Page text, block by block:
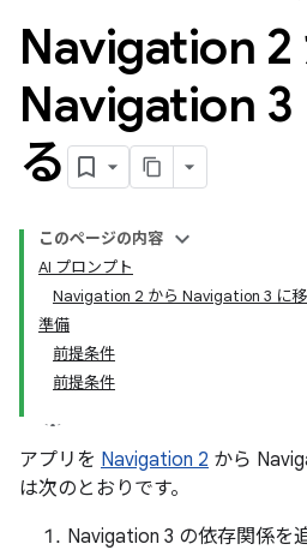
Navigation 2
Navigation 3
る
このページの内容
AI プロンプト
Navigation 2 から Navigation 3 に
準備
前提条件
前提条件
アプリを Navigation 2 から
は次のとおりです。
Navigation 3 の依存関係を